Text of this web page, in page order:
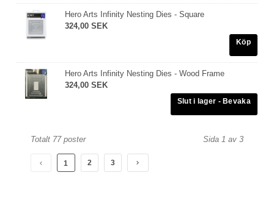
Hero Arts Infinity Nesting Dies - Square
324,00 SEK
Köp
Hero Arts Infinity Nesting Dies - Wood Frame
324,00 SEK
Totalt 77 poster Sida 1 av 3
1 2 3